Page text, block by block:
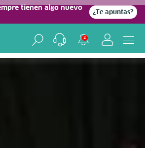
tienen algo nuevo
¿Te apuntas?
2